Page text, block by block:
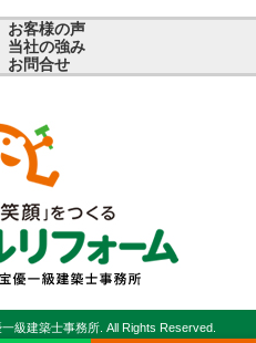
お客様の声
当社の強み
お問合せ
級建築士事務所. All Rights Reserved.